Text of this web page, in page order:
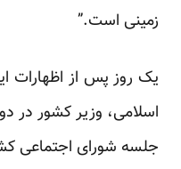
زمینی است.”
یک روز پس از اظهارات
اسلامی، وزیر کشور در
جلسه شورای اجتماعی